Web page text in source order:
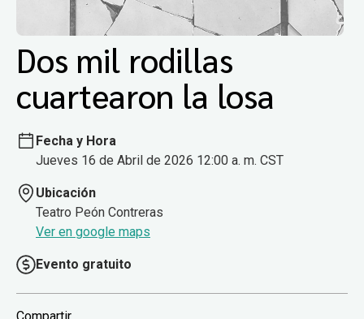
Dos mil rodillas
cuartearon la losa
Fecha y Hora
Jueves 16 de Abril de 2026 12:00 a. m. CST
Ubicación
Teatro Peón Contreras
Ver en google maps
Evento gratuito
Compartir